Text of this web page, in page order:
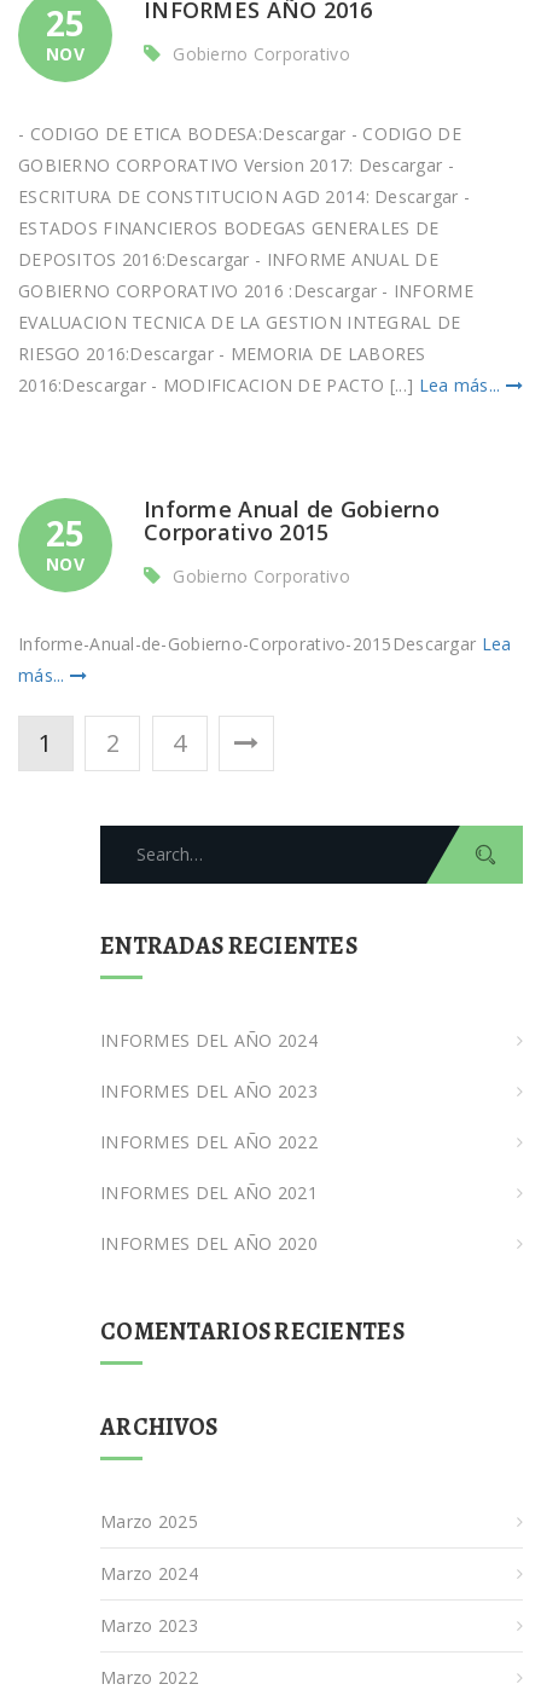
25
NOV
INFORMES AÑO 2016
Gobierno Corporativo
- CODIGO DE ETICA BODESA:Descargar - CODIGO DE
GOBIERNO CORPORATIVO Version 2017: Descargar -
ESCRITURA DE CONSTITUCION AGD 2014: Descargar -
ESTADOS FINANCIEROS BODEGAS GENERALES DE
DEPOSITOS 2016:Descargar - INFORME ANUAL DE
GOBIERNO CORPORATIVO 2016 :Descargar - INFORME
EVALUACION TECNICA DE LA GESTION INTEGRAL DE
RIESGO 2016:Descargar - MEMORIA DE LABORES
2016:Descargar - MODIFICACION DE PACTO [...] Lea más...
25
NOV
Informe Anual de Gobierno
Corporativo 2015
Gobierno Corporativo
Informe-Anual-de-Gobierno-Corporativo-2015Descargar Lea
más...
Navegación
de
entradas
1 2 4
ENTRADAS RECIENTES
INFORMES DEL AÑO 2024
INFORMES DEL AÑO 2023
INFORMES DEL AÑO 2022
INFORMES DEL AÑO 2021
INFORMES DEL AÑO 2020
COMENTARIOS RECIENTES
ARCHIVOS
Marzo 2025
Marzo 2024
Marzo 2023
Marzo 2022